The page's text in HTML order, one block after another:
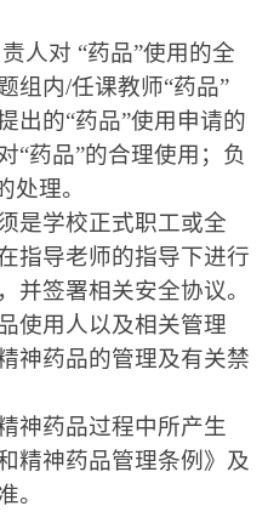
人对 “药品”使用的全
组内/任课教师“药品”
出的“药品”使用申请的
“药品”的合理使用；负
处理。
是学校正式职工或全
指导老师的指导下进行
并签署相关安全协议。
使用人以及相关管理
神药品的管理及有关禁
神药品过程中所产生
精神药品管理条例》及
。